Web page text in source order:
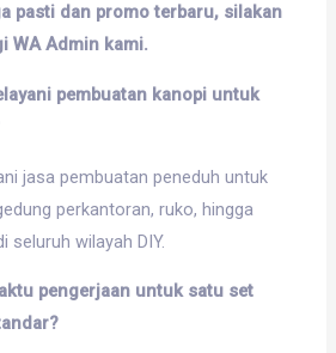
pasti dan promo terbaru, silakan
WA Admin kami.
pembuatan kanopi untuk
jasa pembuatan peneduh untuk
perkantoran, ruko, hingga
seluruh wilayah DIY.
pengerjaan untuk satu set